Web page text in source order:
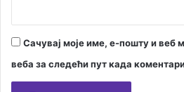
Сачувај моје име, е-пошту и веб
веба за следећи пут када